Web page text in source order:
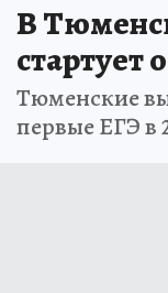
В
стартует
Тюменские
первые ЕГЭ в